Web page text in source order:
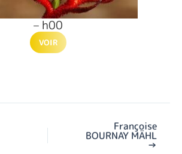
– h00
VOIR
Françoise
BOURNAY MÄHL
→